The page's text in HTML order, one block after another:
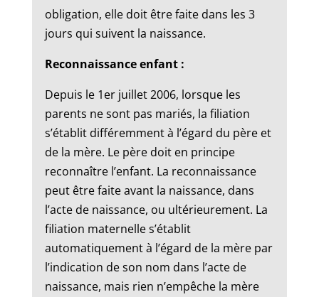
obligation, elle doit être faite dans les 3
jours qui suivent la naissance.
Reconnaissance enfant :
Depuis le 1er juillet 2006, lorsque les
parents ne sont pas mariés, la filiation
s’établit différemment à l’égard du père et
de la mère. Le père doit en principe
reconnaître l’enfant. La reconnaissance
peut être faite avant la naissance, dans
l’acte de naissance, ou ultérieurement. La
filiation maternelle s’établit
automatiquement à l’égard de la mère par
l’indication de son nom dans l’acte de
naissance, mais rien n’empêche la mère